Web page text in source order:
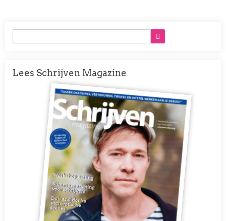
Lees Schrijven Magazine
Afbeelding